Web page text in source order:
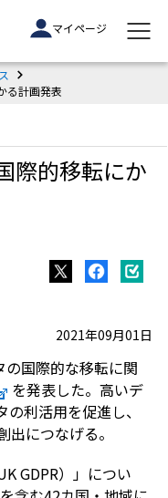
マイページ
る計画発表
際的移転にか
2021年09月01日
国際的な移転に関
を発表した。高いデ
利活用を促進し、
につなげる。
GDPR）」につい